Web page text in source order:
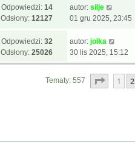
Odpowiedzi: 14
Odsłony:12127
autor: silje
01 gru 2025, 23:45
Odpowiedzi: 32
Odsłony:25026
autor: jolka
30 lis 2025, 15:12
Tematy: 557 Strona1
1 2